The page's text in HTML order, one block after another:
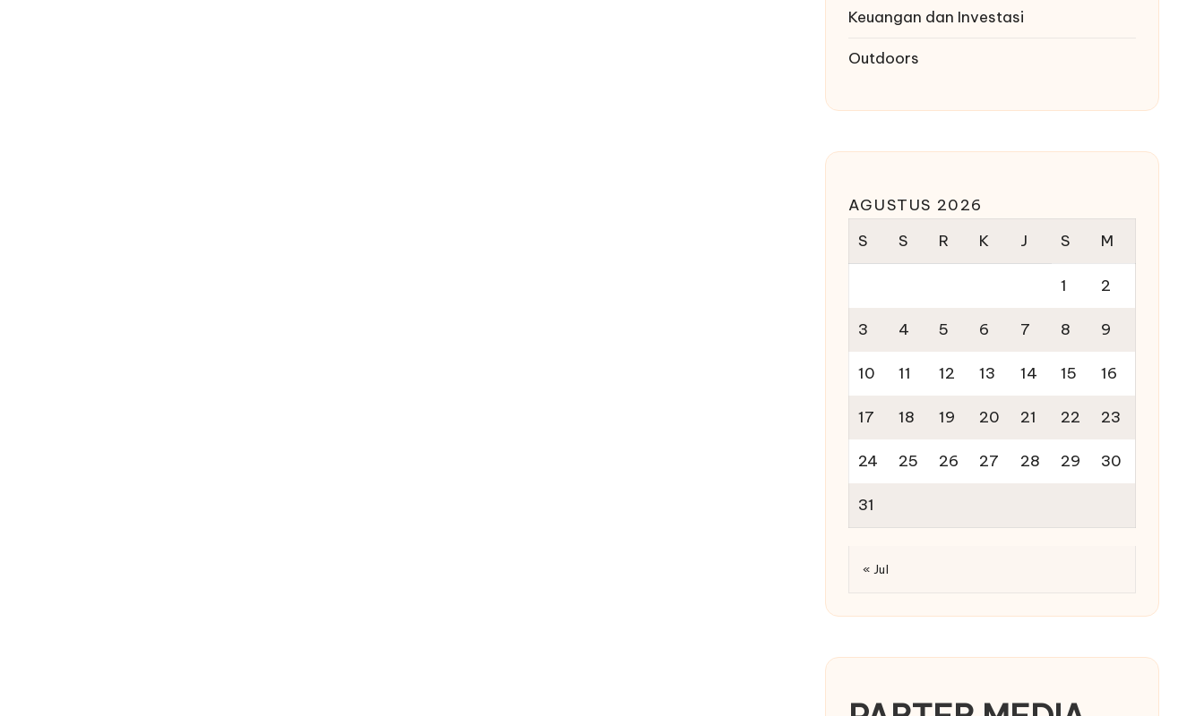
Keuangan dan Investasi
Outdoors
AGUSTUS 2026
S
S R K J S M
1 2
3 4 5 6 7 8 9
10 11 12 13 14 15 16
17 18 19 20 21 22 23
24 25 26 27 28 29 30
31
« Jul